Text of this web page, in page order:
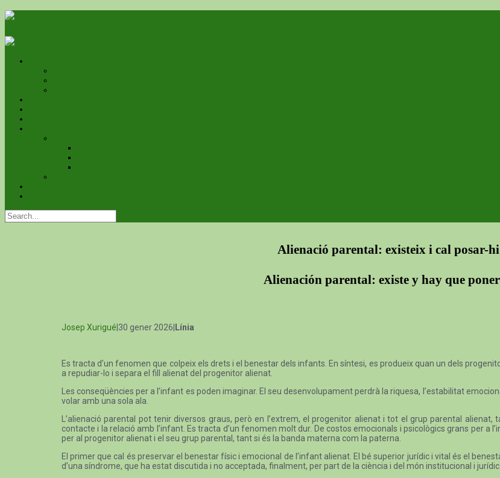
Alienació parental: existeix i cal posar-
Alienación parental: existe y hay que
Josep Xurigué |30 gener 2026| Línia
Es tracta d’un fenomen que colpeix els drets i el benestar dels infants. En síntesi, es produeix quan un dels
a repudiar-lo i separa el fill alienat del progenitor alienat.
Les conseqüències per a l’infant es poden imaginar. El seu desenvolupament perdrà la riquesa, l’estabilitat
volar amb una sola ala.
L’alienació parental pot tenir diversos graus, però en l’extrem, el progenitor alienat i tot el grup parental
contacte i la relació amb l’infant. Es tracta d’un fenomen molt dur. De costos emocionals i psicològics grans per a
per al progenitor alienat i el seu grup parental, tant si és la banda materna com la paterna.
El primer que cal és preservar el benestar físic i emocional de l’infant alienat. El bé superior jurídic i vital és el
d’una síndrome, que ha estat discutida i no acceptada, finalment, per part de la ciència i del món institucional i jurídic